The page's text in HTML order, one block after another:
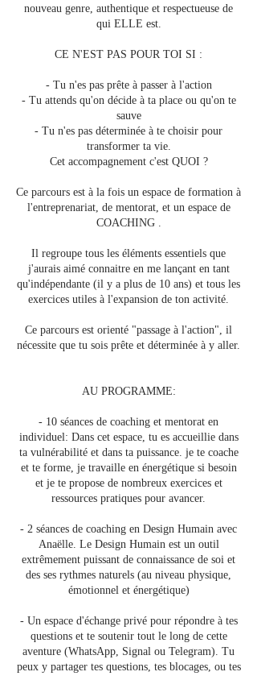
nouveau genre, authentique et respectueuse de
qui ELLE est.
CE N'EST PAS POUR TOI SI :
- Tu n'es pas prête à passer à l'action
- Tu attends qu'on décide à ta place ou qu'on te
sauve
- Tu n'es pas déterminée à te choisir pour
transformer ta vie.
Cet accompagnement c'est QUOI ?
Ce parcours est à la fois un espace de formation à
l'entreprenariat, de mentorat, et un espace de
COACHING .
Il regroupe tous les éléments essentiels que
j'aurais aimé connaitre en me lançant en tant
qu'indépendante (il y a plus de 10 ans) et tous les
exercices utiles à l'expansion de ton activité.
Ce parcours est orienté "passage à l'action", il
nécessite que tu sois prête et déterminée à y aller.
AU PROGRAMME:
- 10 séances de coaching et mentorat en
individuel: Dans cet espace, tu es accueillie dans
ta vulnérabilité et dans ta puissance. je te coache
et te forme, je travaille en énergétique si besoin
et je te propose de nombreux exercices et
ressources pratiques pour avancer.
- 2 séances de coaching en Design Humain avec
Anaëlle. Le Design Humain est un outil
extrêmement puissant de connaissance de soi et
des ses rythmes naturels (au niveau physique,
émotionnel et énergétique)
- Un espace d'échange privé pour répondre à tes
questions et te soutenir tout le long de cette
aventure (WhatsApp, Signal ou Telegram). Tu
peux y partager tes questions, tes blocages, ou tes